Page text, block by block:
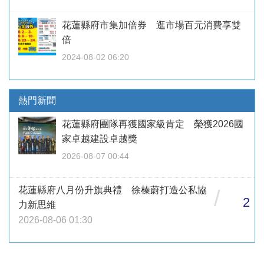
花蓮縣府市集加倍券 逛市場百元消費享雙
倍
2024-08-02 06:20
熱門新聞
花蓮縣府團隊再獲國家級肯定 榮獲2026國
家卓越建設卓越獎
2026-08-07 00:44
花蓮縣府八月份升旗典禮 徐榛蔚打造公私協
力新思維
2026-08-06 01:30
/ 2